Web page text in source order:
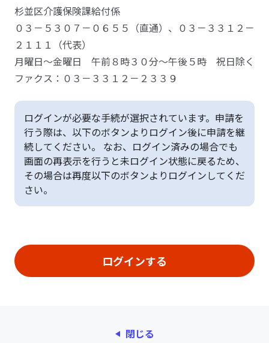
杉並区介護保険課給付係
０３－５３０７－０６５５（直通）、０３－３３１２－
２１１１（代表）
月曜日～金曜日 午前８時３０分～午後５時 祝日除く
ファクス：０３－３３１２－２３３９
ログインが必要な手続が選択されています。申請を
行う際は、以下のボタンよりログイン後に申請を継
続してください。 なお、ログイン済みの場合でも
画面の再表示を行うと未ログイン状態に戻るため、
その場合は再度以下のボタンよりログインしてくだ
さい。
閉じる